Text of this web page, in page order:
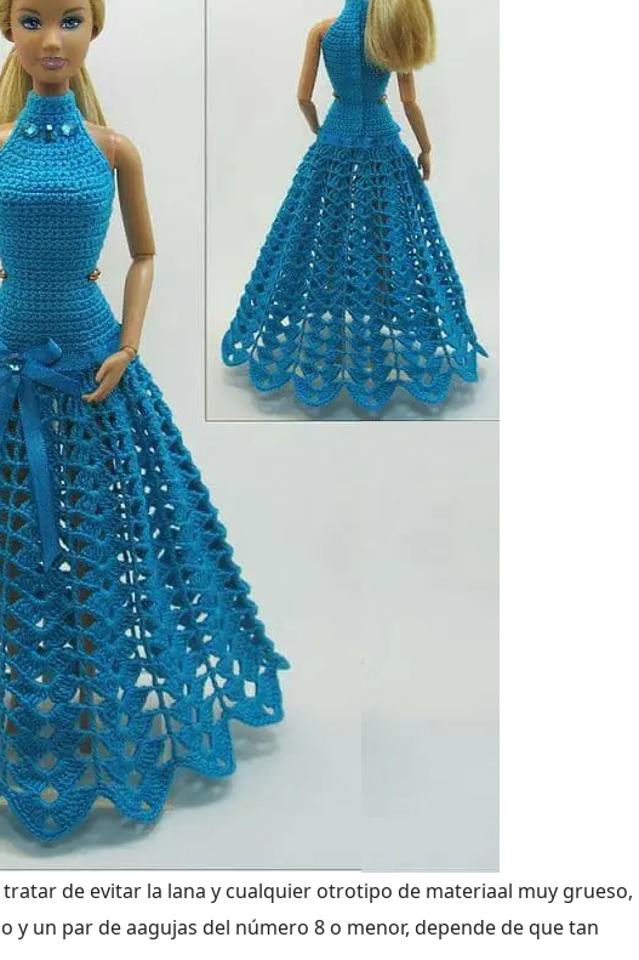
tratar de evitar la lana y cualquier otrotipo de materiaal muy grueso,
y un par de aagujas del número 8 o menor, depende de que tan